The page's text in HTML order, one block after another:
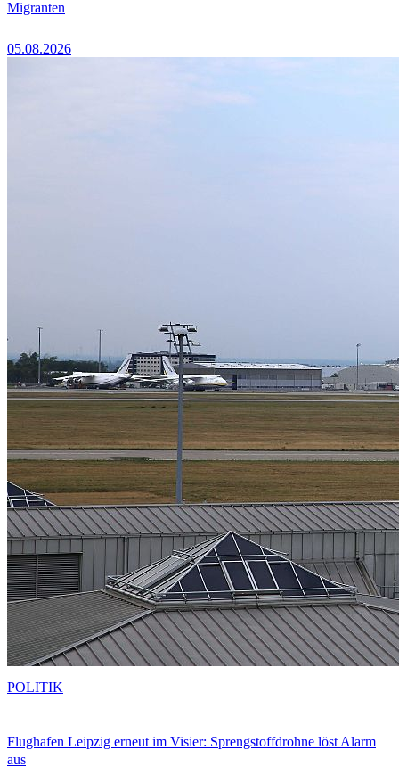
Migranten
05.08.2026
Flughafen Leipzig erneut im Visier: Sprengstoffdrohne löst Alarm
aus
POLITIK